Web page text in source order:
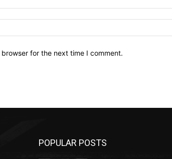
for the next time I comment.
POPULAR POSTS